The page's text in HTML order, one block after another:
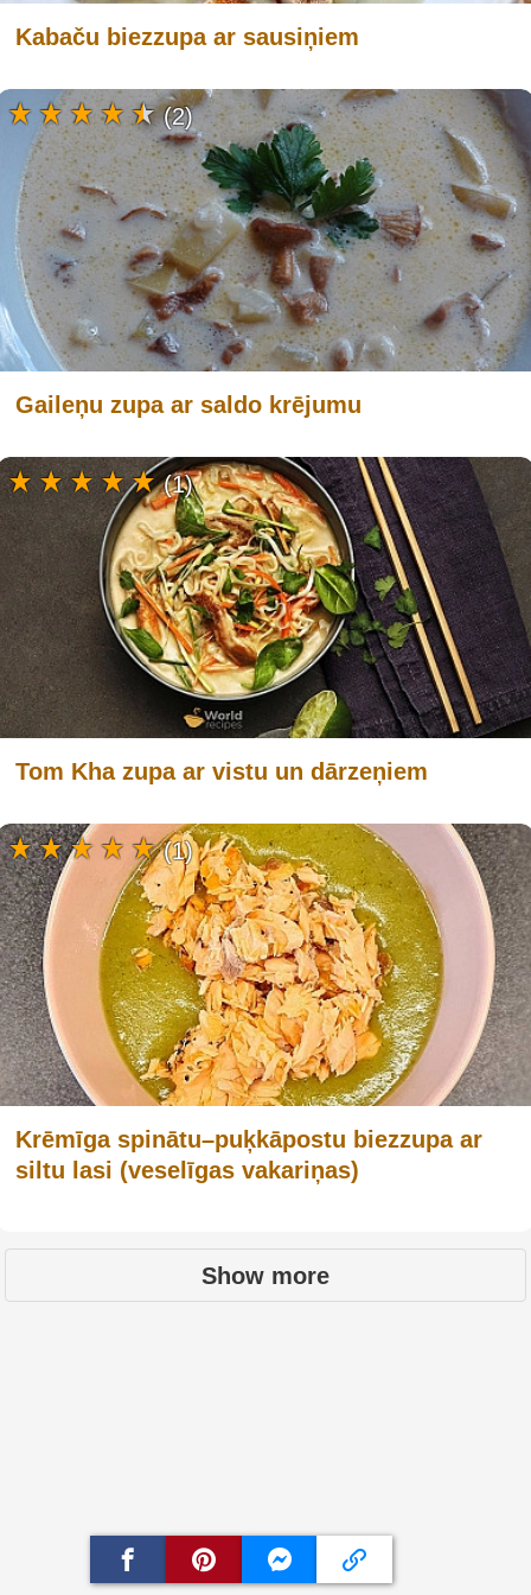
Kabaču biezzupa ar sausiņiem
Gaileņu zupa ar saldo krējumu
(2)
Tom Kha zupa ar vistu un dārzeņiem
(1)
Krēmīga spinātu–puķkāpostu biezzupa ar
siltu lasi (veselīgas vakariņas)
(1)
Show more